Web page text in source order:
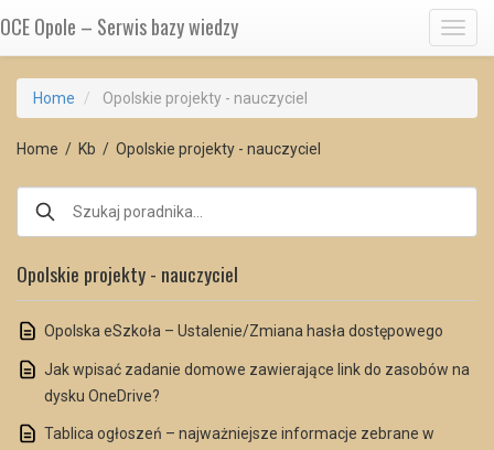
OCE Opole – Serwis bazy wiedzy
Home Opolskie projekty - nauczyciel
Home / Kb / Opolskie projekty - nauczyciel
Opolskie projekty - nauczyciel
Opolska eSzkoła – Ustalenie/Zmiana hasła dostępowego
Jak wpisać zadanie domowe zawierające link do zasobów na
dysku OneDrive?
Tablica ogłoszeń – najważniejsze informacje zebrane w